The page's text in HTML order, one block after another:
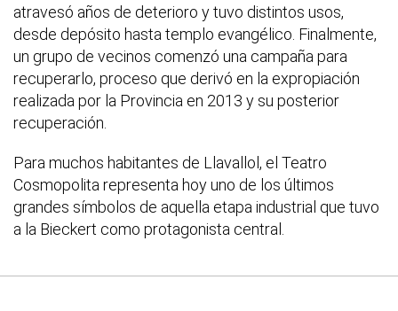
atravesó años de deterioro y tuvo distintos usos,
desde depósito hasta templo evangélico. Finalmente,
un grupo de vecinos comenzó una campaña para
recuperarlo, proceso que derivó en la expropiación
realizada por la Provincia en 2013 y su posterior
recuperación.
Para muchos habitantes de Llavallol, el Teatro
Cosmopolita representa hoy uno de los últimos
grandes símbolos de aquella etapa industrial que tuvo
a la Bieckert como protagonista central.